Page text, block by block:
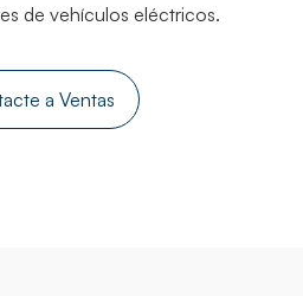
de vehículos eléctricos.
a Ventas